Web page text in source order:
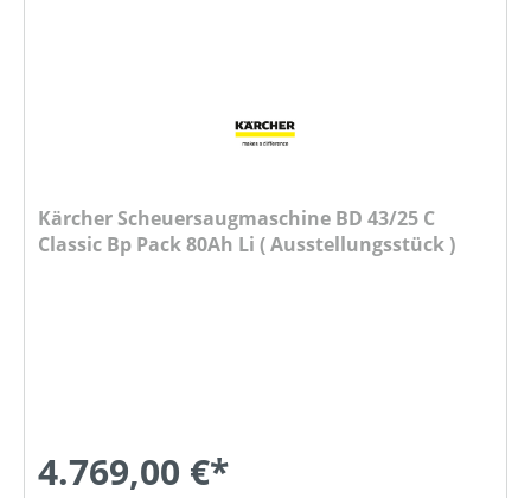
Kärcher Scheuersaugmaschine BD 43/25 C
Classic Bp Pack 80Ah Li ( Ausstellungsstück )
4.769,00 €*